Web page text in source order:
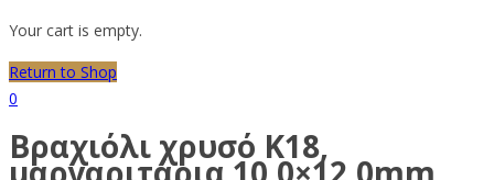
Your cart is empty.
Return to Shop
0
Βραχιόλι χρυσό Κ18,